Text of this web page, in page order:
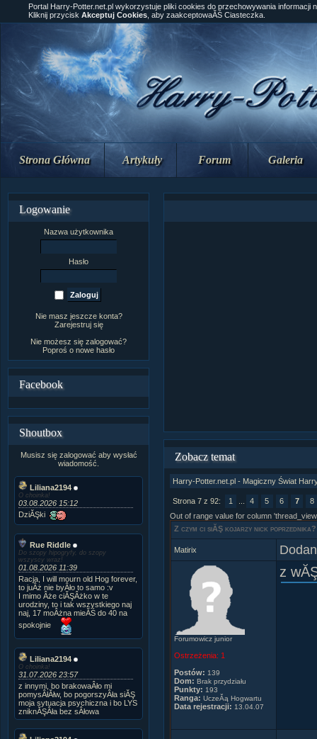
Strona Główna Artykuły Forum Galeria
Logowanie
Nazwa użytkownika
Hasło
Nie masz jeszcze konta?
Zarejestruj się
Nie możesz się zalogować?
Poproś o nowe hasło
Facebook
Shoutbox
Musisz się zalogować aby wysłać
wiadomość.
Liliana2194
O choinka!
03.08.2026 15:12
DziĂŞki
Rue Riddle
Do szopy hipogryfy, do szopy
wszyscy wraz!
01.08.2026 11:39
Racja, I will mourn old Hog forever,
to juÂż nie byÂło to samo :v
I mimo Âże ciĂŞÂżko w te
urodziny, to i tak wszystkiego naj
naj, 17 moÂżna mieĂŚ do 40 na
spokojnie
Liliana2194
O choinka!
31.07.2026 23:57
z innymi, bo brakowaÂło mi
pomysÂłĂłw, bo pogorszyÂła siĂŞ
moja sytuacja psychiczna i bo LYS
zniknĂŞÂła bez sÂłowa
Portal Harry-Potter.net.pl wykorzystuje pliki cookies do przechowywania informacji
Kliknij przycisk Akceptuj Cookies , aby zaakceptowaĂŚ Ciasteczka.
Zobacz temat
Harry-Potter.net.pl - Magiczny Świat
Strona 7 z 92: 1 4 5 6 7
8
Out of range value for column
Z czym ci siĂŞ kojarzy nick poprzednika?
Matirix
Forumowicz junior
Ostrzeżenia: 1
Postów: 139
Dom: Brak przydziału
Punkty: 193
Ranga: UczeĂą Hogwartu
Data rejestracji: 13.04.07
z